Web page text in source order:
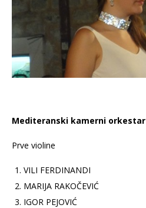
Mediteranski kamerni orkestar
Prve violine
VILI FERDINANDI
MARIJA RAKOČEVIĆ
IGOR PEJOVIĆ